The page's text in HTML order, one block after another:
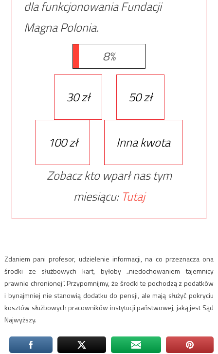
dla funkcjonowania Fundacji
Magna Polonia.
8%
30 zł 50 zł
100 zł
Inna kwota
Zobacz kto wparł nas tym
miesiącu: Tutaj
Zdaniem pani profesor, udzielenie informacji, na co przeznacza ona
środki ze służbowych kart, byłoby „niedochowaniem tajemnicy
prawnie chronionej”. Przypomnijmy, że środki te pochodzą z podatków
i bynajmniej nie stanowią dodatku do pensji, ale mają służyć pokryciu
kosztów służbowych pracowników instytucji państwowej, jaką jest Sąd
Najwyższy.